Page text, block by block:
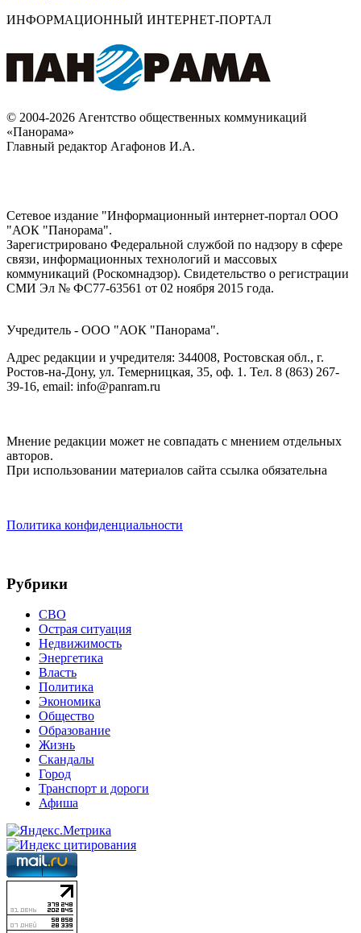
ИНФОРМАЦИОННЫЙ ИНТЕРНЕТ-ПОРТАЛ
© 2004-2026 Агентство общественных коммуникаций
«Панорама»
Главный редактор Агафонов И.А.
Сетевое издание "Информационный интернет-портал ООО
"АОК "Панорама".
Зарегистрировано Федеральной службой по надзору в сфере
связи, информационных технологий и массовых
коммуникаций (Роскомнадзор). Cвидетельство о регистрации
СМИ Эл № ФС77-63561 от 02 ноября 2015 года.
Учредитель - ООО "АОК "Панорама".
Адрес редакции и учредителя: 344008, Ростовская обл., г.
Ростов-на-Дону, ул. Темерницкая, 35, оф. 1. Тел. 8 (863) 267-
39-16, email: info@panram.ru
Мнение редакции может не совпадать с мнением отдельных
авторов.
При использовании материалов сайта ссылка обязательна
Политика конфиденциальности
Рубрики
СВО
Острая ситуация
Недвижимость
Энергетика
Власть
Политика
Экономика
Общество
Образование
Жизнь
Скандалы
Город
Транспорт и дороги
Афиша